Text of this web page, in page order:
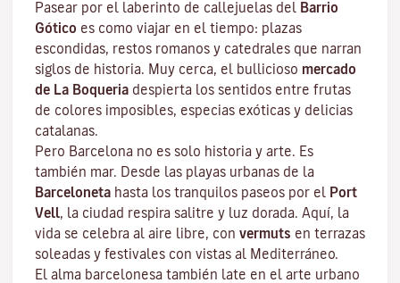
Pasear por el laberinto de callejuelas del Barrio
Gótico es como viajar en el tiempo: plazas
escondidas, restos romanos y catedrales que narran
siglos de historia. Muy cerca, el bullicioso mercado
de La Boqueria despierta los sentidos entre frutas
de colores imposibles, especias exóticas y delicias
catalanas.
Pero Barcelona no es solo historia y arte. Es
también mar. Desde las playas urbanas de la
Barceloneta hasta los tranquilos paseos por el Port
Vell, la ciudad respira salitre y luz dorada. Aquí, la
vida se celebra al aire libre, con vermuts en terrazas
soleadas y festivales con vistas al Mediterráneo.
El alma barcelonesa también late en el arte urbano